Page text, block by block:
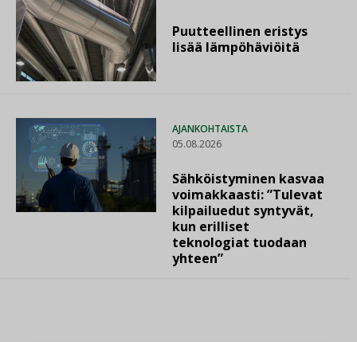
Puutteellinen eristys
lisää lämpöhäviöitä
AJANKOHTAISTA
05.08.2026
Sähköistyminen kasvaa
voimakkaasti: ”Tulevat
kilpailuedut syntyvät,
kun erilliset
teknologiat tuodaan
yhteen”